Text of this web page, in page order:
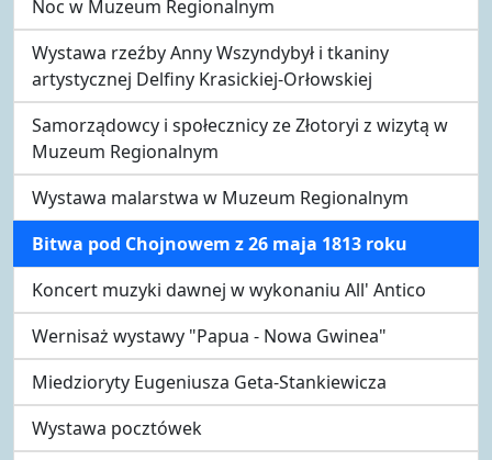
Noc w Muzeum Regionalnym
Wystawa rzeźby Anny Wszyndybył i tkaniny
artystycznej Delfiny Krasickiej-Orłowskiej
Samorządowcy i społecznicy ze Złotoryi z wizytą w
Muzeum Regionalnym
Wystawa malarstwa w Muzeum Regionalnym
Bitwa pod Chojnowem z 26 maja 1813 roku
Koncert muzyki dawnej w wykonaniu All' Antico
Wernisaż wystawy "Papua - Nowa Gwinea"
Miedzioryty Eugeniusza Geta-Stankiewicza
Wystawa pocztówek